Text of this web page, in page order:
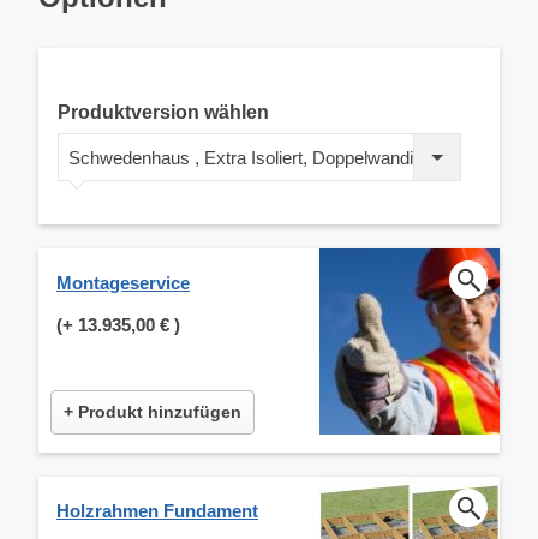
Produktversion wählen
Schwedenhaus , Extra Isoliert, Doppelwandig 44+44 mm
Montageservice
(+ 13.935,00 € )
+ Produkt hinzufügen
Holzrahmen Fundament